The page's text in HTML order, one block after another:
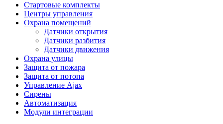
Стартовые комплекты
Центры управления
Охрана помещений
Датчики открытия
Датчики разбития
Датчики движения
Охрана улицы
Защита от пожара
Защита от потопа
Управление Ajax
Сирены
Автоматизация
Модули интеграции